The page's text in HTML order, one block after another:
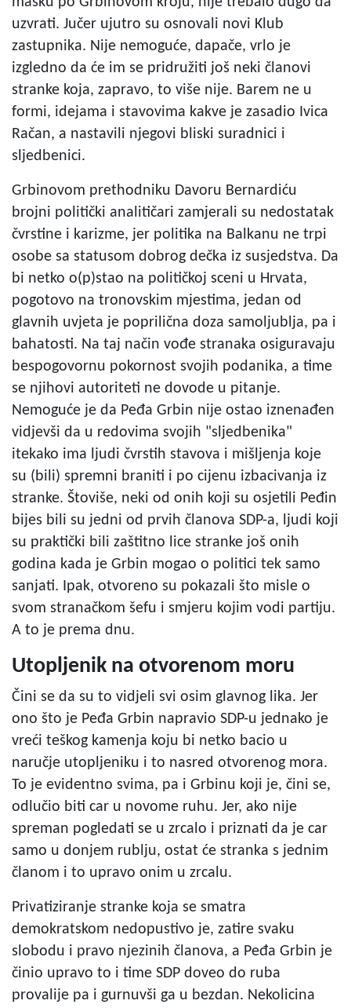
uzvrati. Jučer ujutro su osnovali novi Klub
zastupnika. Nije nemoguće, dapače, vrlo je
izgledno da će im se pridružiti još neki članovi
stranke koja, zapravo, to više nije. Barem ne u
formi, idejama i stavovima kakve je zasadio Ivica
Račan, a nastavili njegovi bliski suradnici i
sljedbenici.
Grbinovom prethodniku Davoru Bernardiću
brojni politički analitičari zamjerali su nedostatak
čvrstine i karizme, jer politika na Balkanu ne trpi
osobe sa statusom dobrog dečka iz susjedstva. Da
bi netko o(p)stao na političkoj sceni u Hrvata,
pogotovo na tronovskim mjestima, jedan od
glavnih uvjeta je poprilična doza samoljublja, pa i
bahatosti. Na taj način vođe stranaka osiguravaju
bespogovornu pokornost svojih podanika, a time
se njihovi autoriteti ne dovode u pitanje.
Nemoguće je da Peđa Grbin nije ostao iznenađen
vidjevši da u redovima svojih "sljedbenika"
itekako ima ljudi čvrstih stavova i mišljenja koje
su (bili) spremni braniti i po cijenu izbacivanja iz
stranke. Štoviše, neki od onih koji su osjetili Peđin
bijes bili su jedni od prvih članova SDP-a, ljudi koji
su praktički bili zaštitno lice stranke još onih
godina kada je Grbin mogao o politici tek samo
sanjati. Ipak, otvoreno su pokazali što misle o
svom stranačkom šefu i smjeru kojim vodi partiju.
A to je prema dnu.
Utopljenik na otvorenom moru
Čini se da su to vidjeli svi osim glavnog lika. Jer
ono što je Peđa Grbin napravio SDP-u jednako je
vreći teškog kamenja koju bi netko bacio u
naručje utopljeniku i to nasred otvorenog mora.
To je evidentno svima, pa i Grbinu koji je, čini se,
odlučio biti car u novome ruhu. Jer, ako nije
spreman pogledati se u zrcalo i priznati da je car
samo u donjem rublju, ostat će stranka s jednim
članom i to upravo onim u zrcalu.
Privatiziranje stranke koja se smatra
demokratskom nedopustivo je, zatire svaku
slobodu i pravo njezinih članova, a Peđa Grbin je
činio upravo to i time SDP doveo do ruba
provalije pa i gurnuvši ga u bezdan. Nekolicina